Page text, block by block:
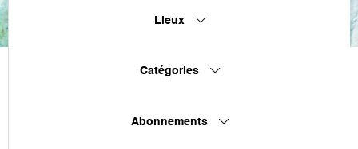
Lieux
Catégories
Abonnements